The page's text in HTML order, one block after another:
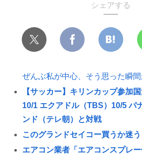
シェアする
ぜんぶ私が中心、そう思った瞬
【サッカー】キリンカップ参加
10/1 エクアドル（TBS）10/5 パ
ンド（テレ朝）と対戦
このグランドセイコー買うか迷う
エアコン業者「エアコンスプレ